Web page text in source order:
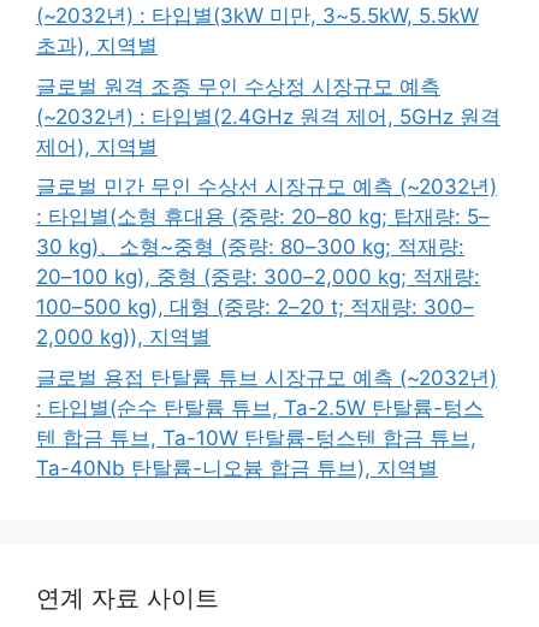
(~2032년) : 타입별(3kW 미만, 3~5.5kW, 5.5kW
초과), 지역별
글로벌 원격 조종 무인 수상정 시장규모 예측
(~2032년) : 타입별(2.4GHz 원격 제어, 5GHz 원격
제어), 지역별
글로벌 민간 무인 수상선 시장규모 예측 (~2032년)
: 타입별(소형 휴대용 (중량: 20–80 kg; 탑재량: 5–
30 kg)、소형~중형 (중량: 80–300 kg; 적재량:
20–100 kg), 중형 (중량: 300–2,000 kg; 적재량:
100–500 kg), 대형 (중량: 2–20 t; 적재량: 300–
2,000 kg)), 지역별
글로벌 용접 탄탈륨 튜브 시장규모 예측 (~2032년)
: 타입별(순수 탄탈륨 튜브, Ta-2.5W 탄탈륨-텅스
텐 합금 튜브, Ta-10W 탄탈륨-텅스텐 합금 튜브,
Ta-40Nb 탄탈륨-니오븀 합금 튜브), 지역별
연계 자료 사이트